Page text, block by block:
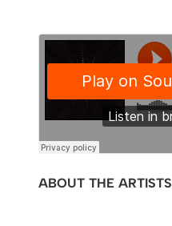
ABOUT THE ARTISTS